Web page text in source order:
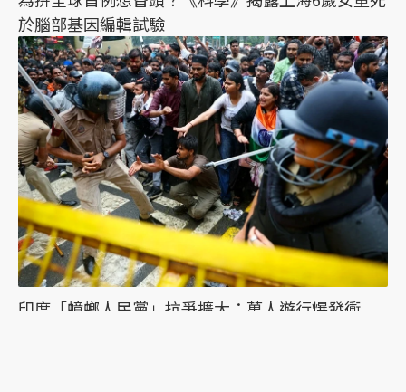
於腦部基因編輯試驗
印度「蟑螂人民黨」抗爭擴大：萬人遊行爆發衝